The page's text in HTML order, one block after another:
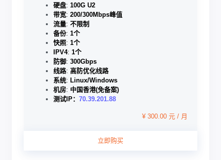
硬盘: 100G U2
带宽: 200/300Mbps峰值
流量: 不限制
备份: 1个
快照: 1个
IPV4: 1个
防御: 300Gbps
线路: 高防优化线路
系统: Linux/Windows
机房: 中国香港(免备案)
测试IP： 70.39.201.88
¥ 300.00 元 / 月
立即购买